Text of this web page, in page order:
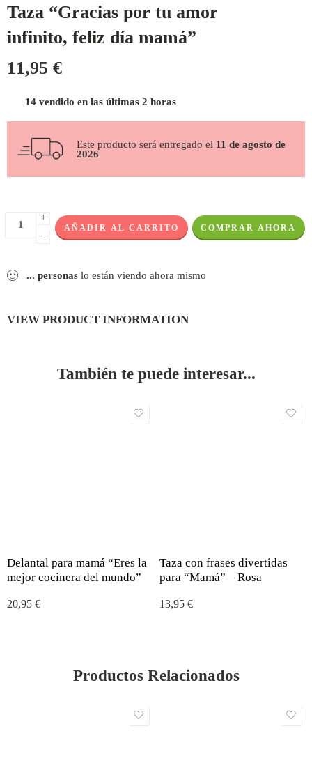
Taza “Gracias por tu amor
infinito, feliz día mamá”
11,95 €
14 vendido en las últimas 2 horas
Este producto será entregado el 11 de agosto de
2026
+
−
AÑADIR AL CARRITO COMPRAR AHORA
... personas lo están viendo ahora mismo
VIEW PRODUCT INFORMATION
También te puede interesar...
Delantal para mamá “Eres la
mejor cocinera del mundo”
20,95 €
Taza con frases divertidas
para “Mamá” – Rosa
13,95 €
Productos Relacionados